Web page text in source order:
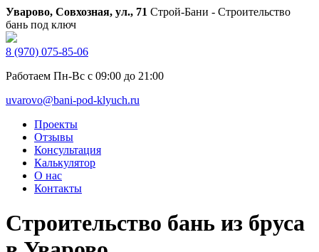
Уварово, Совхозная, ул., 71 Строй-Бани - Строительство
бань под ключ
8 (970) 075-85-06
Работаем Пн-Вс с 09:00 до 21:00
uvarovo@bani-pod-klyuch.ru
Проекты
Отзывы
Консультация
Калькулятор
О нас
Контакты
Строительство бань из бруса